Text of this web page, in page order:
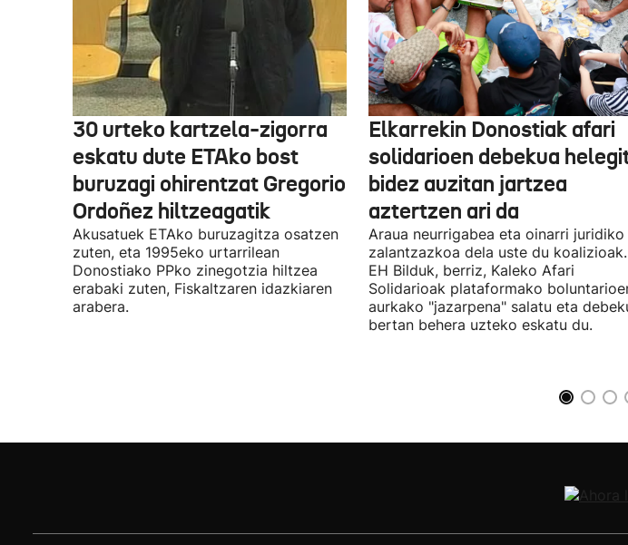
30 urteko kartzela-zigorra
eskatu dute ETAko bost
buruzagi ohirentzat Gregorio
Ordoñez hiltzeagatik
Akusatuek ETAko buruzagitza osatzen
zuten, eta 1995eko urtarrilean
Donostiako PPko zinegotzia hiltzea
erabaki zuten, Fiskaltzaren idazkiaren
arabera.
Elkarrekin Donostiak afari
solidarioen debekua
bidez auzitan jartzea
aztertzen ari da
Araua neurrigabea eta oinarri juridiko
zalantzazkoa dela uste du koalizioak.
EH Bilduk, berriz, Kaleko Afari
Solidarioak plataformako
aurkako "jazarpena" salatu eta
bertan behera uzteko eskatu du.